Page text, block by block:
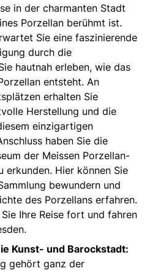
in der charmanten Stadt
Porzellan berühmt ist.
Sie eine faszinierende
durch die
hautnah erleben, wie das
entsteht. An
erhalten Sie
Herstellung und die
einzigartigen
haben Sie die
der Meissen Porzellan-
erkunden. Hier können Sie
bewundern und
des Porzellans erfahren.
Ihre Reise fort und fahren
Kunst- und Barockstadt:
gehört ganz der